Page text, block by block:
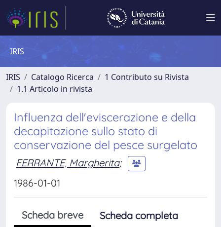
IRIS
IRIS Catalogo Ricerca
1 Contributo su Rivista
1.1 Articolo in rivista
Influenza dell'eviscerazione e della
decapitazione sullo stato di
conservazione del pesce surgelato
FERRANTE, Margherita;
1986-01-01
Scheda breve
Scheda completa